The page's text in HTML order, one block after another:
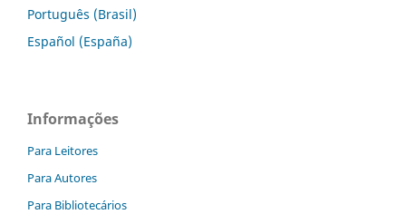
Português (Brasil)
Español (España)
Informações
Para Leitores
Para Autores
Para Bibliotecários